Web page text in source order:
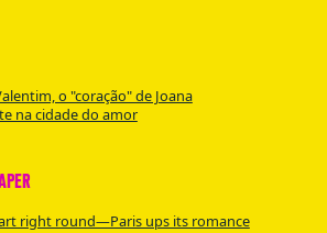
o "coração" de Joana
na cidade do amor
right round—Paris ups its romance